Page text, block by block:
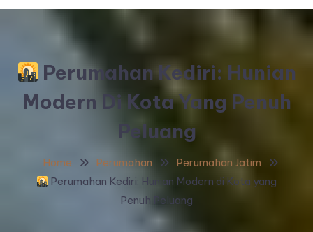
Perumahan Kediri: Hunian
Modern Di Kota Yang Penuh
Peluang
Home Perumahan
Perumahan Jatim
Perumahan Kediri: Hunian Modern di Kota yang
Penuh Peluang